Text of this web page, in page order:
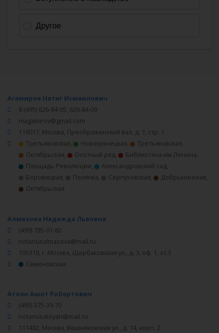
Агамиров Натиг Исмаилович
8 (495) 626-84-05, 626-84-09
niagamirov@gmail.com
119017, Москва, Преображенский вал, д. 1, стр. 1
Третьяковская, Новокузнецкая, Третьяковская,
Октябрьская, Охотный ряд, Библиотека им.Ленина,
Площадь Революции, Александровский сад,
Боровицкая, Полянка, Серпуховская, Добрынинская,
Октябрьская
Алмазова Надежда Львовна
(499) 785-01-82
notariusalmazova@mail.ru
105318, г. Москва, Щербаковская ул., д. 3, оф. 1, эт.3
Семеновская
Атоян Ашот Робертович
(495) 375-39-70
notariusatoyan@mail.ru
111402, Москва, Вешняковская ул., д. 14, корп. 2